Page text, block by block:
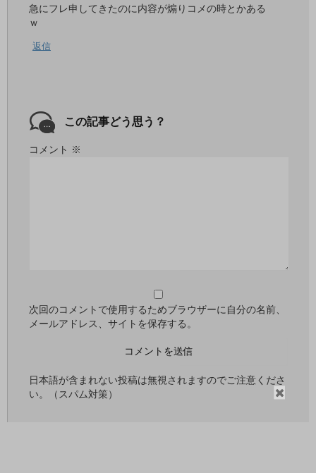
閉
急にフレ申してきたのに内容が煽りコメの時とかある
ｗ
返信
この記事どう思う？
コメント ※
次回のコメントで使用するためブラウザーに自分の名前、
メールアドレス、サイトを保存する。
日本語が含まれない投稿は無視されますのでご注意くださ
い。（スパム対策）